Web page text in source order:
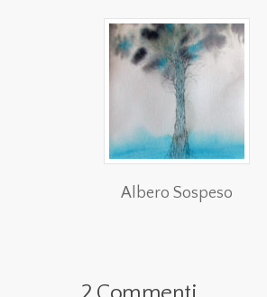
Albero Sospeso